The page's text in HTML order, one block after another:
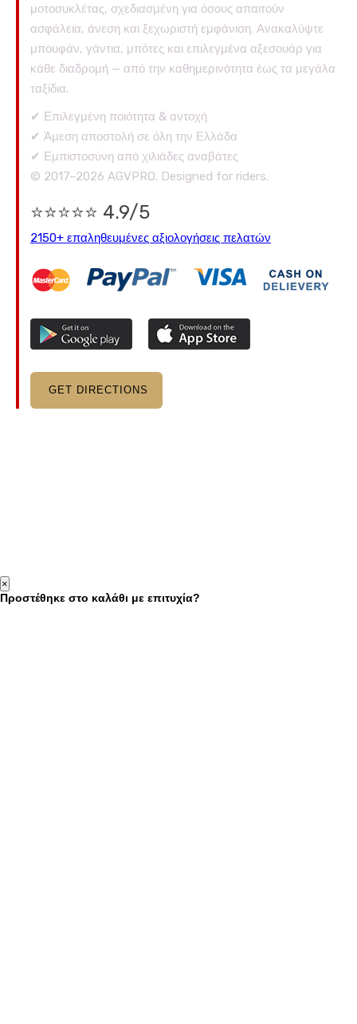
μοτοσυκλέτας, σχεδιασμένη για όσους απαιτούν
ασφάλεια, άνεση και ξεχωριστή εμφάνιση. Ανακαλύψτε
μπουφάν, γάντια, μπότες και επιλεγμένα αξεσουάρ για
κάθε διαδρομή — από την καθημερινότητα έως τα μεγάλα
ταξίδια.
✔ Επιλεγμένη ποιότητα & αντοχή
✔ Άμεση αποστολή σε όλη την Ελλάδα
✔ Εμπιστοσύνη από χιλιάδες αναβάτες
© 2017–2026 AGVPRO. Designed for riders.
⭐⭐⭐⭐⭐ 4.9/5
2150+ επαληθευμένες αξιολογήσεις πελατών
GET DIRECTIONS
×
Προστέθηκε στο καλάθι με επιτυχία?